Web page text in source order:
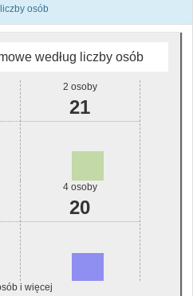
osób
według liczby osób
2 osoby
21
4 osoby
20
i więcej